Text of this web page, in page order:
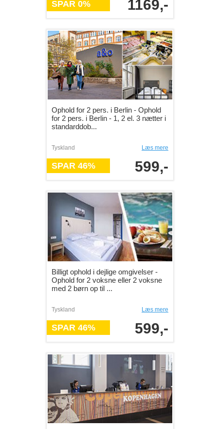
SPAR 0% 1169,-
Ophold for 2 pers. i Berlin - Ophold
for 2 pers. i Berlin - 1, 2 el. 3 nætter i
standarddob...
Tyskland Læs mere
SPAR 46% 599,-
Billigt ophold i dejlige omgivelser -
Ophold for 2 voksne eller 2 voksne
med 2 børn op til ...
Tyskland Læs mere
SPAR 46% 599,-